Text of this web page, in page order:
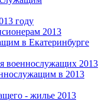
году
2013
в Екатеринбурге
военнослужащих 2013
в 2013
- жилье 2013